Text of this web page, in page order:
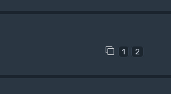
1 2